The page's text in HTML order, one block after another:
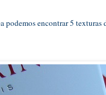
podemos encontrar 5